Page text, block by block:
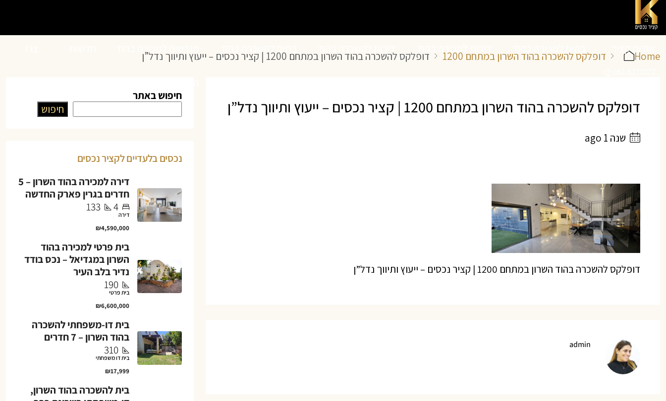
אודות קציר
Home דופלקס להשכרה בהוד השרון במתחם 1200 דופלקס להשכרה בהוד השרון במתחם 1200 | קציר נכסים – ייעוץ ותיווך נדל”ן
דופלקס להשכרה בהוד השרון במתחם 1200 | קציר נכסים – ייעוץ ותיווך נדל”ן
שנה 1 ago
דופלקס להשכרה בהוד השרון במתחם 1200 | קציר נכסים – ייעוץ ותיווך נדל”ן
admin
חיפוש באתר
חיפוש
נכסים בלעדיים לקציר נכסים
דירה למכירה בהוד השרון – 5
חדרים בגרין פארק החדשה
4
133
דירה
₪4,590,000
בית פרטי למכירה בהוד
השרון במגדיאל – נכס בודד
נדיר בלב העיר
190
בית פרטי
₪6,600,000
בית דו-משפחתי להשכרה
בהוד השרון – 7 חדרים
310
בית דו משפחתי
₪17,999
בית להשכרה בהוד השרון,